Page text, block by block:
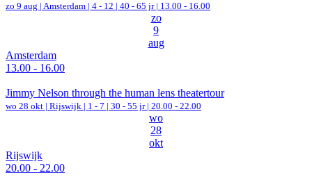
zo 9 aug | Amsterdam | 4 - 12 | 40 - 65 jr | 13.00 - 16.00
zo
9
aug
Amsterdam
13.00 - 16.00
Jimmy Nelson through the human lens theatertour
wo 28 okt | Rijswijk | 1 - 7 | 30 - 55 jr | 20.00 - 22.00
wo
28
okt
Rijswijk
20.00 - 22.00